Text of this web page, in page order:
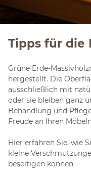
Tipps für die
Grüne Erde-
hergestellt. Die
ausschließlich mit
oder sie bleiben ganz
Behandlung und
Freude an Ihren
Hier erfahren Sie, wie
kleine
beseitigen können.